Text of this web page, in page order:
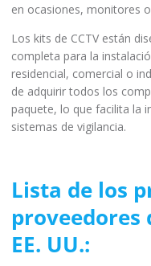
en ocasiones, monitores
Los kits de CCTV están
completa para la
residencial, comercial o
de adquirir todos los
paquete, lo que facilita la
sistemas de vigilancia.
Lista de los
proveedores
EE. UU.: